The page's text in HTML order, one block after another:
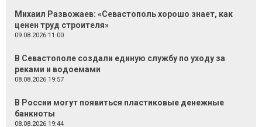
Михаил Развожаев: «Севастополь хорошо знает, как
ценен труд строителя»
09.08.2026 11:00
В Севастополе создали единую службу по уходу за
реками и водоемами
08.08.2026 19:57
В России могут появиться пластиковые денежные
банкноты
08.08.2026 19:44